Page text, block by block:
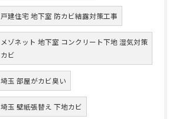
戸建住宅 地下室 防カビ結露対策工事
メゾネット 地下室 コンクリート下地 湿気対策
カビ
埼玉 部屋がカビ臭い
埼玉 壁紙張替え 下地カビ